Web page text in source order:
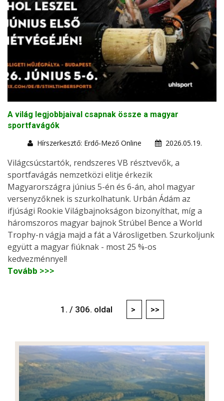
A világ legjobbjaival csapnak össze a magyar
sportfavágók
Hírszerkesztő: Erdő-Mező Online
2026.05.19.
Világcsúcstartók, rendszeres VB résztvevők, a
sportfavágás nemzetközi elitje érkezik
Magyarországra június 5-én és 6-án, ahol magyar
versenyzőknek is szurkolhatunk. Urbán Ádám az
ifjúsági Rookie Világbajnokságon bizonyíthat, míg a
háromszoros magyar bajnok Strúbel Bence a World
Trophy-n vágja majd a fát a Városligetben. Szurkoljunk
együtt a magyar fiúknak - most 25 %-os
kedvezménnyel!
Tovább >>>
1. / 306. oldal > >>